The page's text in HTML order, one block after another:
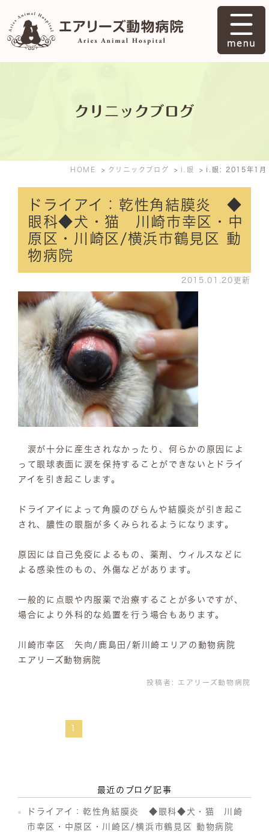
クリニックブログ
HOME クリニックブログ i.眼 i.眼: 2015年1月
ドライアイ：乾性角結膜炎 ◆
眼科◆犬・猫 川崎市幸区・中
原区・川崎区/横浜市鶴見区 動
物病院
2015.01.20更新
涙が十分に産生されなかったり、何らかの原因によ
って眼球表面に涙を保持することができないとドライ
アイを引き起こします。
ドライアイによって角膜のびらんや結膜炎が引き起こ
され、膿性の眼脂が多くみられるようになります。
原因には自己免疫によるもの、薬剤、ウィルスなどに
よる感染性のもの、外傷などがあります。
一般的に点眼や内服薬で治療することが多いですが、
場合により外科的な処置を行う場合もあります。
川崎市幸区 矢向/鹿島田/新川崎エリアの動物病院
エアリーズ動物病院
投稿者: エアリーズ動物病院
1
最近のブログ記事
ドライアイ：乾性角結膜炎 ◆眼科◆犬・猫 川崎
市幸区・中原区・川崎区/横浜市鶴見区 動物病院